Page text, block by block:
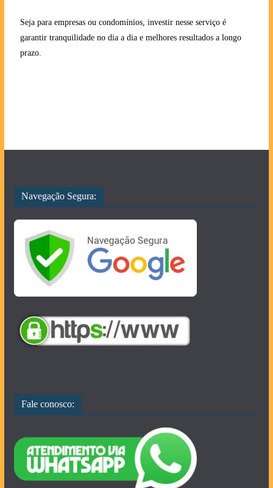
Seja para empresas ou condomínios, investir nesse serviço é
garantir tranquilidade no dia a dia e melhores resultados a longo
prazo.
Navegação Segura:
Fale conosco: